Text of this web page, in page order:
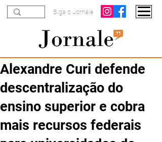
Siga o Jornale
Alexandre Curi defende
descentralização do
ensino superior e cobra
mais recursos federais